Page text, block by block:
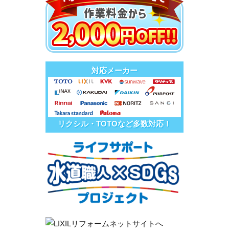
対応メーカー
リクシル・TOTOなど多数対応！